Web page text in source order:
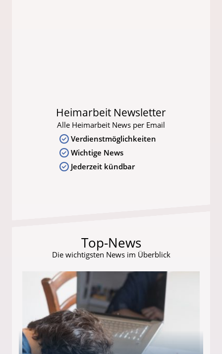
Heimarbeit Newsletter
Alle Heimarbeit News per Email
Verdienstmöglichkeiten
Wichtige News
Jederzeit kündbar
Top-News
Die wichtigsten News im Überblick